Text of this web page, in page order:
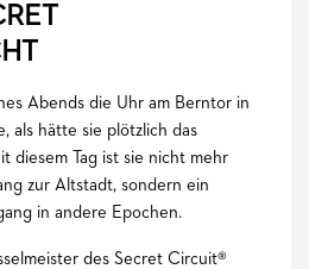
Abends die Uhr am Berntor in
als hätte sie plötzlich das
diesem Tag ist sie nicht mehr
zur Altstadt, sondern ein
in andere Epochen.
des Secret Circuit®